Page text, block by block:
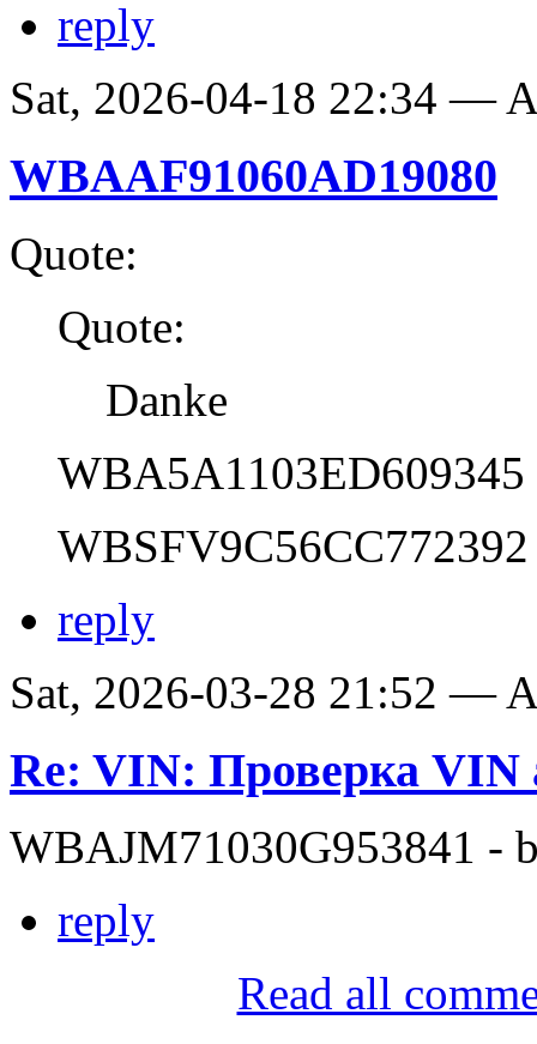
reply
Sat, 2026-04-18 22:34 —
WBAAF91060AD19080
Quote:
Quote:
Danke
WBA5A1103ED609345
WBSFV9C56CC772392
reply
Sat, 2026-03-28 21:52 —
Re: VIN: Проверка VIN
WBAJM71030G953841 -
reply
Read all